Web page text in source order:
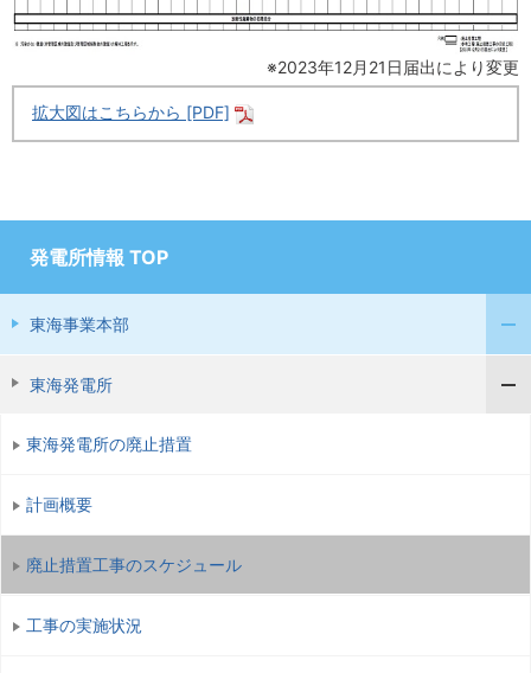
※2023年12月21日届出により変更
拡大図はこちらから [PDF]
発電所情報 TOP
東海事業本部
東海発電所
東海発電所の廃止措置
計画概要
廃止措置工事のスケジュール
工事の実施状況